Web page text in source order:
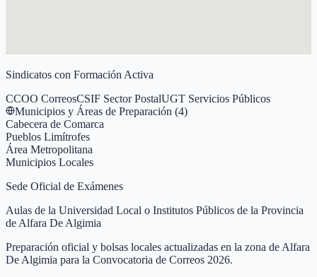
Sindicatos con Formación Activa
CCOO CorreosCSIF Sector PostalUGT Servicios Públicos
Municipios y Áreas de Preparación (4)
Cabecera de Comarca
Pueblos Limítrofes
Área Metropolitana
Municipios Locales
Sede Oficial de Exámenes
Aulas de la Universidad Local o Institutos Públicos de la Provincia
de Alfara De Algimia
Preparación oficial y bolsas locales actualizadas en la zona de Alfara
De Algimia para la Convocatoria de Correos 2026.